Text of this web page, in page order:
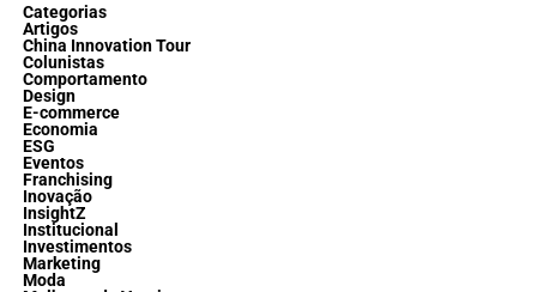
Categorias
Artigos
China Innovation Tour
Colunistas
Comportamento
Design
E-commerce
Economia
ESG
Eventos
Franchising
Inovação
InsightZ
Institucional
Investimentos
Marketing
Moda